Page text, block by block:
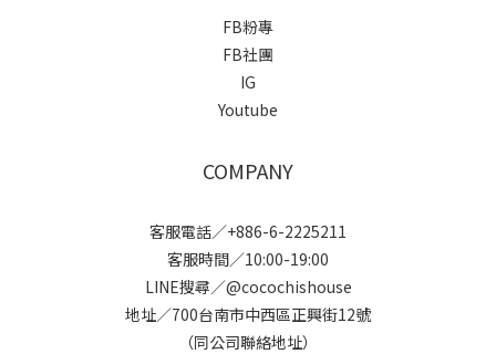
FB粉專
FB社團
IG
Youtube
COMPANY
客服電話／+886-6-2225211
客服時間／10:00-19:00
LINE搜尋／@cocochishouse
地址／700台南市中西區正興街12號
（同公司聯絡地址）